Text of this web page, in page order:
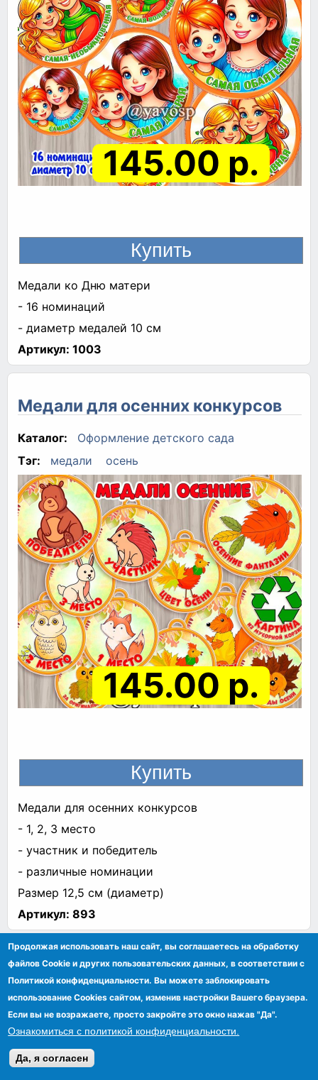
145.00 р.
Медали ко Дню матери
- 16 номинаций
- диаметр медалей 10 см
Артикул: 1003
Медали для осенних конкурсов
Каталог:
Оформление детского сада
Тэг:
медали осень
145.00 р.
Медали для осенних конкурсов
- 1, 2, 3 место
- участник и победитель
- различные номинации
Размер 12,5 см (диаметр)
Артикул: 893
Медаль и жетон - "Самый добрый
ребенок"
Каталог: Игры
Продолжая использовать наш сайт, вы соглашаетесь на обработку
файлов Сookie и других пользовательских данных, в соответствии с
Политикой конфиденциальности. Вы можете заблокировать
использование Cookies сайтом, изменив настройки Вашего браузера.
Если вы не возражаете, просто закройте это окно нажав "Да".
Ознакомиться с политикой конфиденциальности.
Да, я согласен